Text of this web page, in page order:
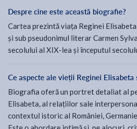
Despre cine este această biografie?
Cartea prezintă viața Reginei
și sub pseudonimul literar Carmen
secolului al XIX-lea și începutul
Ce aspecte ale vieții Reginei
Biografia oferă un portret detaliat al
Elisabeta, al relațiilor sale
contextul istoric al României,